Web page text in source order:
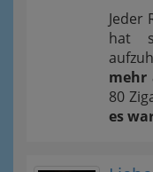
Jeder
hat
mehr
80
es